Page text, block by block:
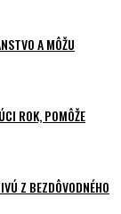
A MÔŽU
ROK, POMÔŽE
Z BEZDÔVODNÉHO